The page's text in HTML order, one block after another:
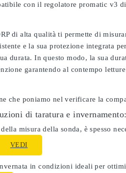
con il regolatore promatic v3
di alta qualità ti permette di
e la sua protezione integrata
durata. In questo modo, la sua
garantendo al contempo
che poniamo nel verificare la
di taratura e invernamento:
misura della sonda, è spesso
VEDI
in condizioni ideali per